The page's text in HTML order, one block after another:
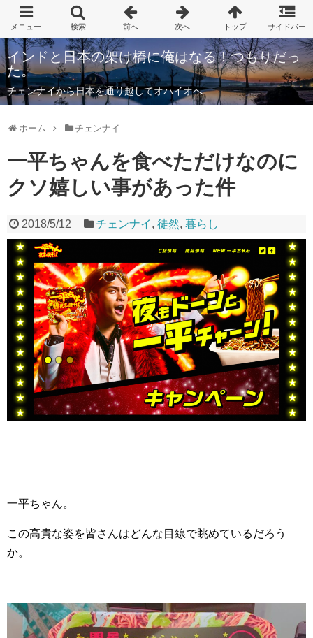
インドと日本の架け橋に俺はなる！つもりだっ
た。
チェンナイから日本を通り越してオハイオへ…
ホーム チェンナイ
一平ちゃんを食べただけなのに
クソ嬉しい事があった件
2018/5/12 チェンナイ ,徒然,暮らし
一平ちゃん。
この高貴な姿を皆さんはどんな目線で眺めているだろう
か。